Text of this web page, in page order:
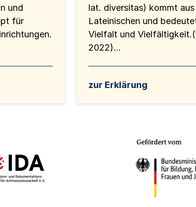
und
für
lat. diversitas) kommt aus
Lateinischen und
Vielfalt und
2022)...
zur Erklärung